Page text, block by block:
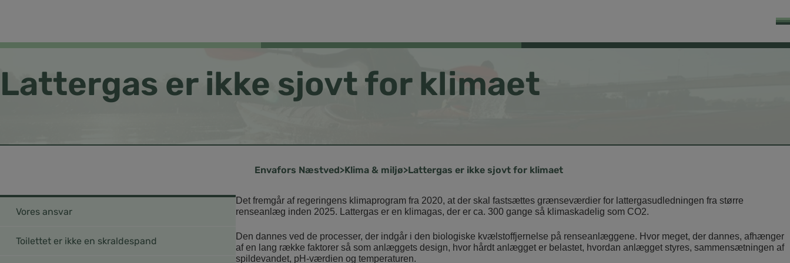
Lattergas er ikke sjovt for klimaet
Næstved Klima & miljø Lattergas er ikke sjovt for klimaet
Vores ansvar
Toilettet er ikke en skraldespand
Det fremgår af regeringens klimaprogram fra 2020, at der skal fastsættes grænseværdier for lattergasudledningen fra større
renseanlæg inden 2025. Lattergas er en klimagas, der er ca. 300 gange så klimaskadelig som CO2.
Den dannes ved de processer, der indgår i den biologiske kvælstoffjernelse på renseanlæggene. Hvor meget, der dannes, afhænger
af en lang række faktorer så som anlæggets design, hvor hårdt anlægget er belastet, hvordan anlægget styres, sammensætningen af
spildevandet, pH-værdien og temperaturen.